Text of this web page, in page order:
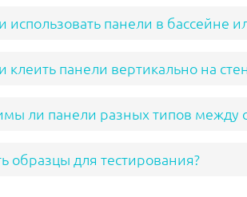
панели в бассейне
панели вертикально на
ли панели разных типов между
образцы для тестирования?